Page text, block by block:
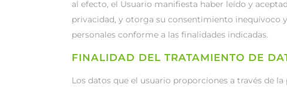
al efecto, el Usuario manifiesta haber leído y
privacidad, y otorga su consentimiento inequívoco
personales conforme a las finalidades indicadas.
FINALIDAD DEL TRATAMIENTO DE
Los datos que el usuario proporciones a través de